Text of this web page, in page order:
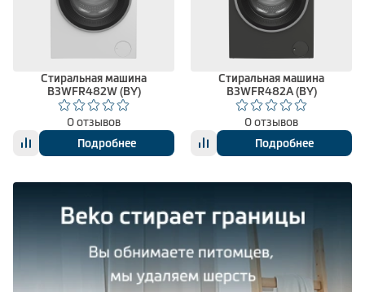
Стиральная машина
B3WFR482W (BY)
0 отзывов
Подробнее
Стиральная машина
B3WFR482A (BY)
0 отзывов
Подробнее